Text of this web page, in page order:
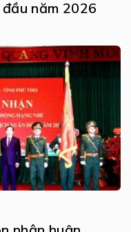
năm 2026